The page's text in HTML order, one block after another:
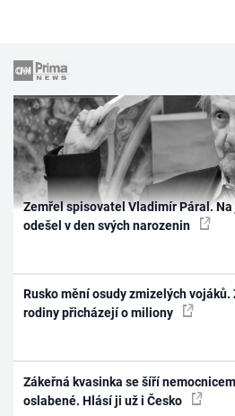
Zemřel spisovatel Vladimír Páral.
odešel v den svých narozenin
Rusko mění osudy zmizelých
rodiny přicházejí o miliony
Zákeřná kvasinka se šíří
oslabené. Hlásí ji už i Česko